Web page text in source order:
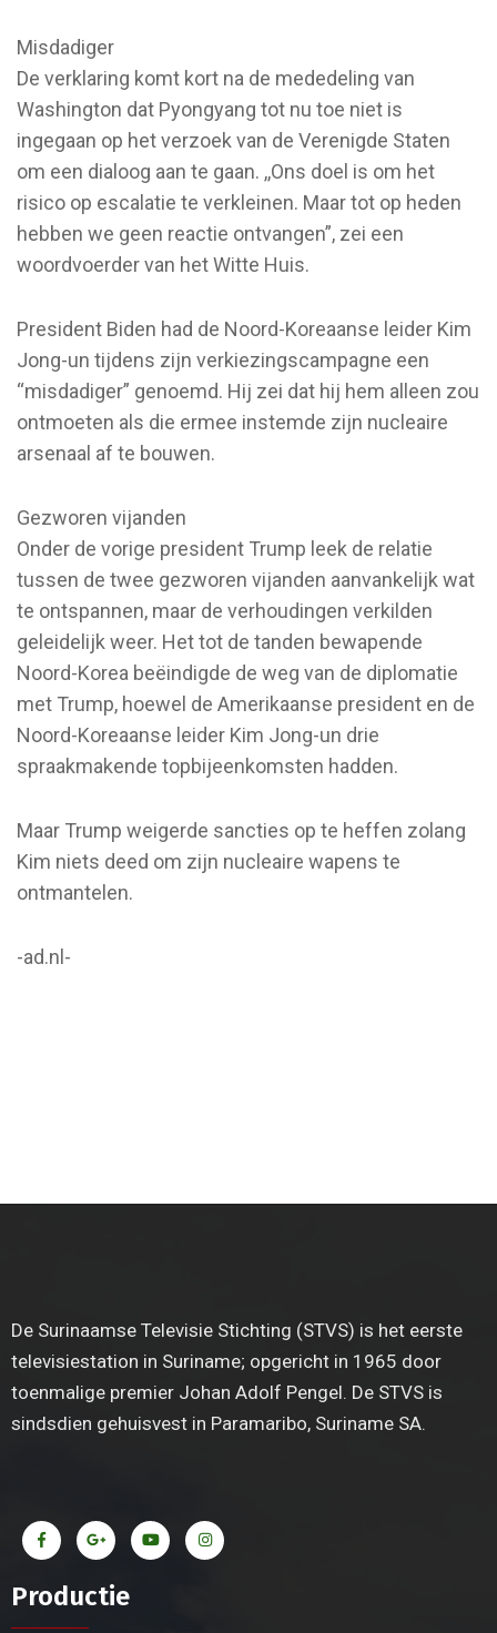
Misdadiger
De verklaring komt kort na de mededeling van
Washington dat Pyongyang tot nu toe niet is
ingegaan op het verzoek van de Verenigde Staten
om een ​​dialoog aan te gaan. ,,Ons doel is om het
risico op escalatie te verkleinen. Maar tot op heden
hebben we geen reactie ontvangen”, zei een
woordvoerder van het Witte Huis.
President Biden had de Noord-Koreaanse leider Kim
Jong-un tijdens zijn verkiezingscampagne een
“misdadiger” genoemd. Hij zei dat hij hem alleen zou
ontmoeten als die ermee instemde zijn nucleaire
arsenaal af te bouwen.
Gezworen vijanden
Onder de vorige president Trump leek de relatie
tussen de twee gezworen vijanden aanvankelijk wat
te ontspannen, maar de verhoudingen verkilden
geleidelijk weer. Het tot de tanden bewapende
Noord-Korea beëindigde de weg van de diplomatie
met Trump, hoewel de Amerikaanse president en de
Noord-Koreaanse leider Kim Jong-un drie
spraakmakende topbijeenkomsten hadden.
Maar Trump weigerde sancties op te heffen zolang
Kim niets deed om zijn nucleaire wapens te
ontmantelen.
-ad.nl-
De Surinaamse Televisie Stichting (STVS) is het eerste
televisiestation in Suriname; opgericht in 1965 door
toenmalige premier Johan Adolf Pengel. De STVS is
sindsdien gehuisvest in Paramaribo, Suriname SA.
Productie